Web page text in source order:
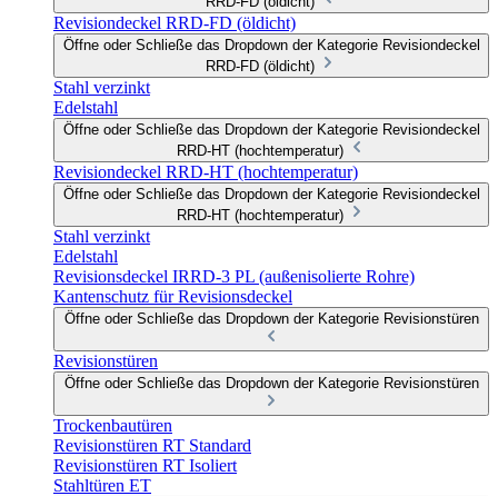
Revisiondeckel RRD-FD (öldicht)
Öffne oder Schließe das Dropdown der Kategorie Revisiondeckel
RRD-FD (öldicht)
Stahl verzinkt
Edelstahl
Öffne oder Schließe das Dropdown der Kategorie Revisiondeckel
RRD-HT (hochtemperatur)
Revisiondeckel RRD-HT (hochtemperatur)
Öffne oder Schließe das Dropdown der Kategorie Revisiondeckel
RRD-HT (hochtemperatur)
Stahl verzinkt
Edelstahl
Revisionsdeckel IRRD-3 PL (außenisolierte Rohre)
Kantenschutz für Revisionsdeckel
Öffne oder Schließe das Dropdown der Kategorie Revisionstüren
Revisionstüren
Öffne oder Schließe das Dropdown der Kategorie Revisionstüren
Trockenbautüren
Revisionstüren RT Standard
Revisionstüren RT Isoliert
Stahltüren ET